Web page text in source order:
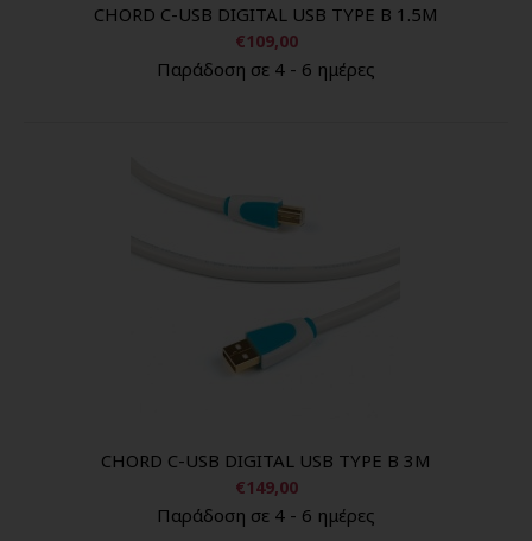
CHORD C-USB DIGITAL USB TYPE B 1.5M
€109,00
Παράδοση σε 4 - 6 ημέρες
CHORD C-USB DIGITAL USB TYPE B 3M
€149,00
Παράδοση σε 4 - 6 ημέρες